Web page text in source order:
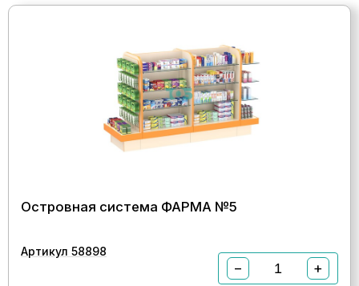
Островная система ФАРМА №5
Артикул 58898
− +